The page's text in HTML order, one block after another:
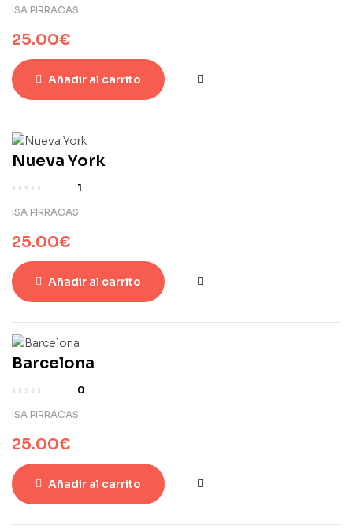
ISA PIRRACAS
25.00€
Añadir al carrito
Nueva York
1
ISA PIRRACAS
25.00€
Añadir al carrito
Barcelona
0
ISA PIRRACAS
25.00€
Añadir al carrito